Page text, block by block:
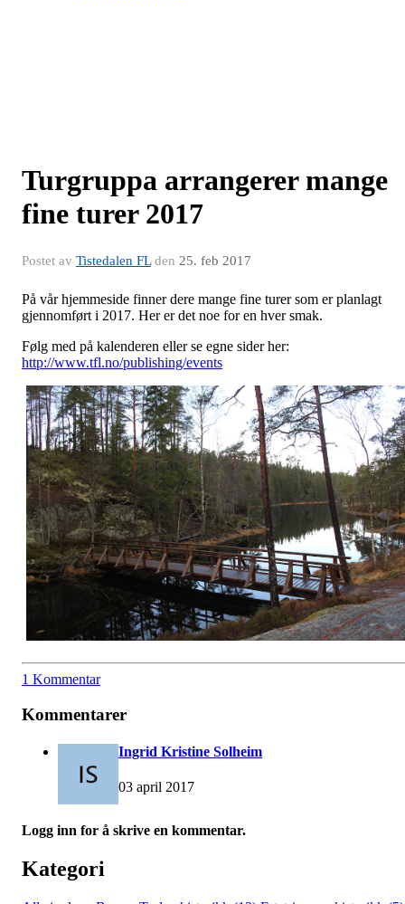
Turgruppa arrangerer mange
fine turer 2017
Postet av Tistedalen FLden 25. feb 2017
På vår hjemmeside finner dere mange fine turer som er planlagt
gjennomført i 2017. Her er det noe for en hver smak.
Følg med på kalenderen eller se egne sider her:
http://www.tfl.no/publishing/events
1 Kommentar
Kommentarer
Ingrid Kristine Solheim
03 april 2017
Logg inn for å skrive en kommentar.
Kategori